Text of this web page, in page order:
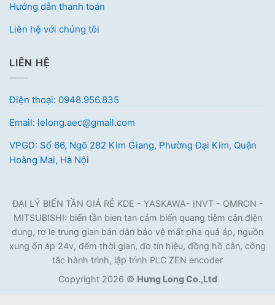
Hướng dẫn thanh toán
Liên hệ với chúng tôi
LIÊN HỆ
Điện thoại: 0948.956.835
Email: lelong.aec@gmail.com
VPGD: Số 66, Ngõ 282 Kim Giang, Phường Đại Kim, Quận
Hoàng Mai, Hà Nội
ĐẠI LÝ BIẾN TẦN GIÁ RẺ KDE - YASKAWA- INVT - OMRON -
MITSUBISHI: biến tần bien tan cảm biến quang tiệm cận điện
dung, rơ le trung gian bán dẫn bảo vệ mất pha quá áp, nguồn
xung ổn áp 24v, đếm thời gian, đo tín hiệu, đồng hồ cân, công
tắc hành trình, lập trình PLC ZEN encoder
Copyright 2026 © Hưng Long Co.,Ltd